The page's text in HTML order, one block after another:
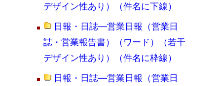
デザイン性あり）（件名に下線）
日報・日誌―営業日報（営業日
誌・営業報告書）（ワード）（若干
デザイン性あり）（件名に枠線）
日報・日誌―営業日報（営業日